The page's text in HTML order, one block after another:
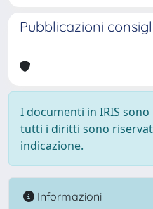
Pubblicazioni
I documenti in IRIS
tutti i diritti sono
indicazione.
Informazioni